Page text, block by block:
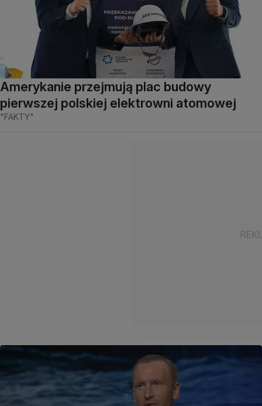
Amerykanie przejmują plac budowy
pierwszej polskiej elektrowni atomowej
"FAKTY"